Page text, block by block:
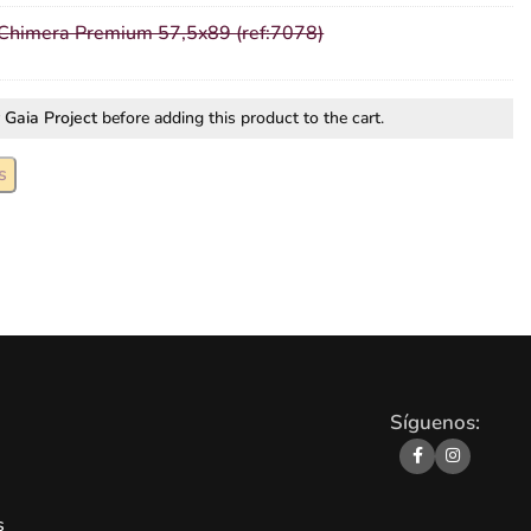
Premium 57,5x89 (ref:7078)
Gaia Projectbefore adding this product to the cart.
Síguenos: